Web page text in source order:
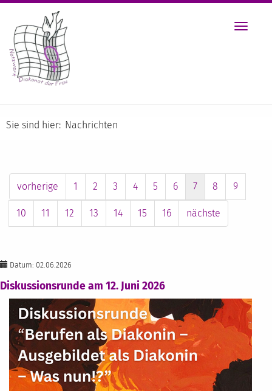
Toggle
Sie sind hier: Nachrichten
vorherige 1 2 3 4 5 6 7 8 9
10 11 12 13 14 15 16 nächste
Datum: 02.06.2026
Diskussionsrunde am 12. Juni 2026